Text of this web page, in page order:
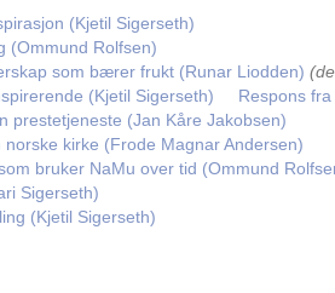
(Kjetil Sigerseth)
(Ommund Rolfsen)
som bærer frukt (Runar Liodden)
(Kjetil Sigerseth)
Respons
prestetjeneste (Jan Kåre Jakobsen)
kirke (Frode Magnar Andersen)
bruker NaMu over tid (Ommund
Sigerseth)
(Kjetil Sigerseth)